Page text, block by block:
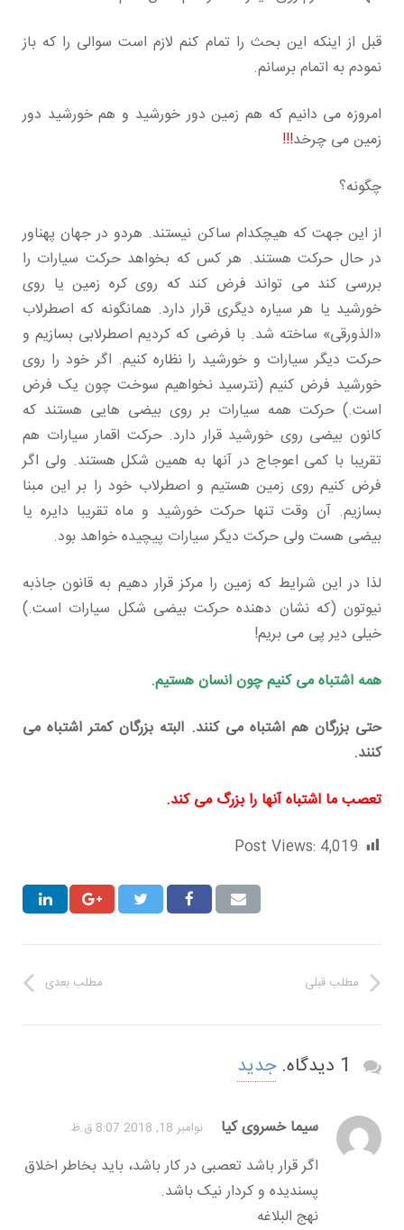
قبل از اینکه این بحث را تمام کنم لازم است سوالی را که باز
نمودم به اتمام برسانم.
امروزه می دانیم که هم زمین دور خورشید و هم خورشید دور
زمین می چرخد!!!
چگونه؟
از این جهت که هیچکدام ساکن نیستند. هردو در جهان پهناور
در حال حرکت هستند. هر کس که بخواهد حرکت سیارات را
بررسی کند می تواند فرض کند که روی کره زمین یا روی
خورشید یا هر سیاره دیگری قرار دارد. همانگونه که اصطرلاب
«الذورقی» ساخته شد. با فرضی که کردیم اصطرلابی بسازیم و
حرکت دیگر سیارات و خورشید را نظاره کنیم. اگر خود را روی
خورشید فرض کنیم (نترسید نخواهیم سوخت چون یک فرض
است.) حرکت همه سیارات بر روی بیضی هایی هستند که
کانون بیضی روی خورشید قرار دارد. حرکت اقمار سیارات هم
تقریبا با کمی اعوجاج در آنها به همین شکل هستند. ولی اگر
فرض کنیم روی زمین هستیم و اصطرلاب خود را بر این مبنا
بسازیم. آن وقت تنها حرکت خورشید و ماه تقریبا دایره یا
بیضی هست ولی حرکت دیگر سیارات پیچیده خواهد بود.
لذا در این شرایط که زمین را مرکز قرار دهیم به قانون جاذبه
نیوتون (که نشان دهنده حرکت بیضی شکل سیارات است.)
خیلی دیر پی می بریم!
همه اشتباه می کنیم چون انسان هستیم.
حتی بزرگان هم اشتباه می کنند. البته بزرگان کمتر اشتباه می
کنند.
تعصب ما اشتباه آنها را بزرگ می کند.
Post Views: 4,019
مطلب قبلی مطلب بعدی
1 دیدگاه. جدید
سیما خسروی کیا نوامبر 18, 2018 8:07 ق.ظ
اگر قرار باشد تعصبی در کار باشد، باید بخاطر اخلاق
پسندیده و کردار نیک باشد.
نهج البلاغه